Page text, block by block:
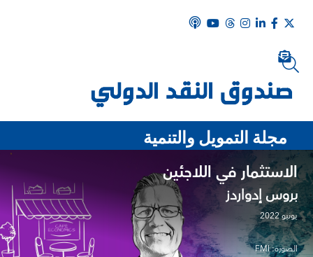
مجلة التمويل والتنمية
الاستثمار في اللاجئين
بروس إدواردز
يونيو 2022
الصورة: FMI